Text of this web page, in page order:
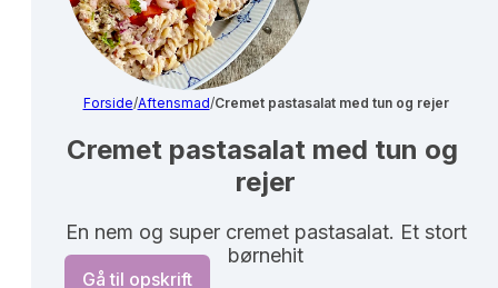
Forside/Aftensmad/Cremet pastasalat med tun og rejer
Cremet pastasalat med tun og
rejer
En nem og super cremet pastasalat. Et stort
børnehit
Gå til opskrift